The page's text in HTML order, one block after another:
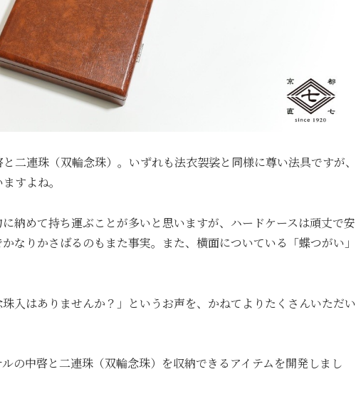
二連珠（双輪念珠）。いずれも法衣袈裟と同様に尊い法具ですが、
すよね。
納めて持ち運ぶことが多いと思いますが、ハードケースは頑丈で安
なりかさばるのもまた事実。また、横面についている「蝶つがい」
珠入はありませんか？」というお声を、かねてよりたくさんいただい
の中啓と二連珠（双輪念珠）を収納できるアイテムを開発しまし